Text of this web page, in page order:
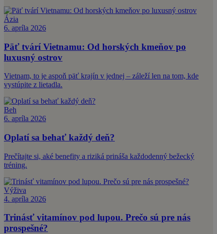
Ázia
6. apríla 2026
Päť tvárí Vietnamu: Od horských kmeňov po
luxusný ostrov
Vietnam, to je aspoň päť krajín v jednej – záleží len na tom, kde
vystúpite z lietadla.
Beh
6. apríla 2026
Oplatí sa behať každý deň?
Prečítajte si, aké benefity a riziká prináša každodenný bežecký
tréning.
Výživa
4. apríla 2026
Trinásť vitamínov pod lupou. Prečo sú pre nás
prospešné?